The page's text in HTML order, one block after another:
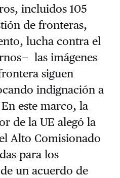
incluidos 105
de fronteras,
lucha contra el
las imágenes
siguen
indignación a
este marco, la
de la UE alegó la
Alto Comisionado
para los
un acuerdo de